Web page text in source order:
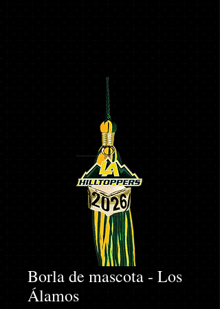
Borla de mascota - Los
Álamos